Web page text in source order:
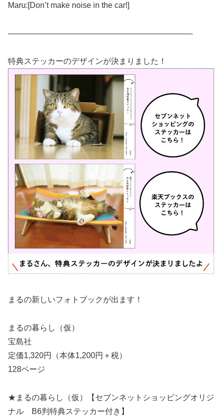
Maru:[Don’t make noise in the car!]
———————————————————————-
特典ステッカーのデザインが決まりました！
まるの新しいフォトブックが出ます！
まるの暮らし（仮）
宝島社
定価1,320円（本体1,200円＋税）
128ページ
★まるの暮らし（仮）【セブンネットショッピングオリジ
ナル B6判特典ステッカー付き】